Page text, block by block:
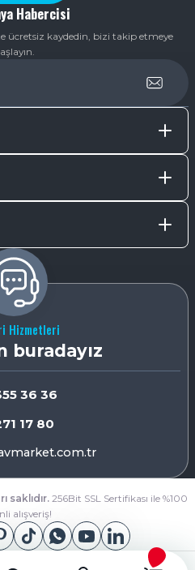
Habercisi
ücretsiz kaydedin, bizi takip etmeye
Hizmetleri
buradayız
36 36
17 80
saklıdır. 256Bit SSL Sertifikası ile %100
alışveriş!
Google Play